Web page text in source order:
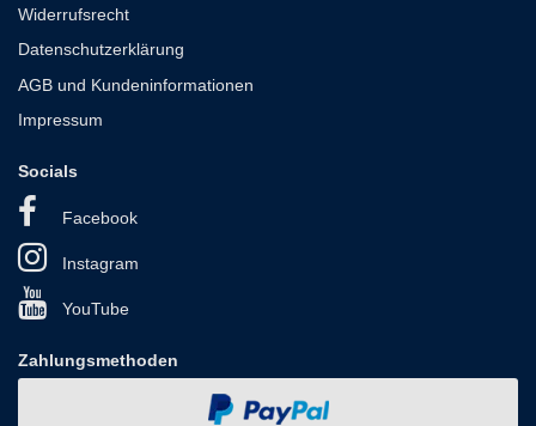
Widerrufsrecht
Datenschutzerklärung
AGB und Kundeninformationen
Impressum
Socials
Facebook
Instagram
YouTube
Zahlungsmethoden